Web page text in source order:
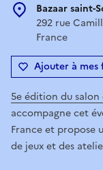
Bazaar saint-
292 rue
France
Ajouter à mes
5e édition du
accompagne cet
France et propose
de jeux et des